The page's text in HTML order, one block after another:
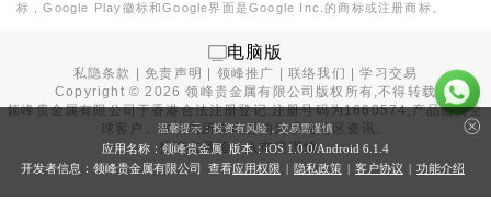
标，Google Play徽标和Google界面是Google Inc.的商标或注册商标。
电脑版
私隐条款 |免责声明 领峰推广 |联络我们 |学习交易
Copyright ©2026 领峰贵金属有限公司版权所有,不得转载
领峰贵金属有限公司于香港合法注册登记,注册号码为1660574,产品面向全
球客户。本站内所有内容均为香港地区资讯。
投资有风险，入市需谨慎。
温馨提示：投资有风险，交易需谨慎
应用名称：领峰贵金属 版本：iOS 1.0.0/Android 6.1.4
开发者信息：领峰贵金属有限公司 查看应用权限 | 隐私政策 | 客户协议 | 功能介绍